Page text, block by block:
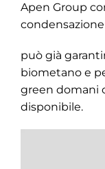
Apen Group
può già
biometano e
green domani
disponibile.